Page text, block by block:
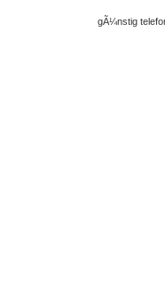
gÃ¼nstig